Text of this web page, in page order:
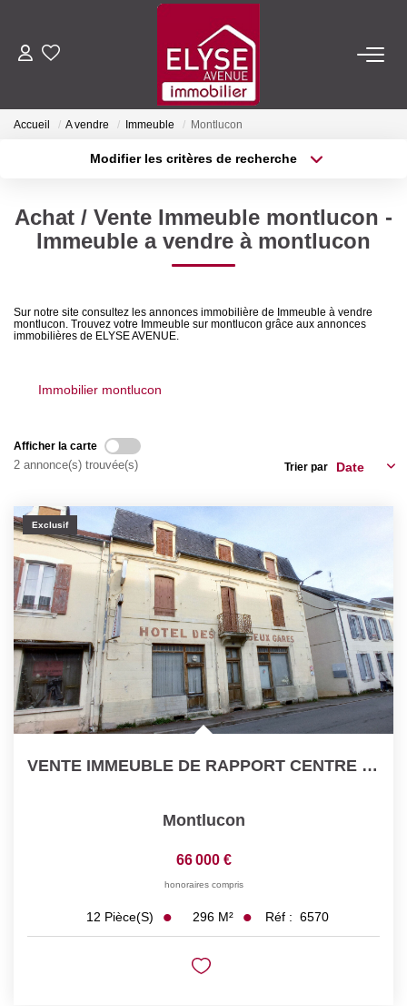
ACHETER
NOTRE AGENCE
Accueil A vendre Immeuble Montlucon
Modifier les critères de recherche
Sélectionnez...
Type de bien
Surface min
Créer une alerte
Achat / Vente Immeuble montlucon -
Immeuble a vendre à montlucon
Sur notre site consultez les annonces immobilière de Immeuble à vendre
montlucon. Trouvez votre Immeuble sur montlucon grâce aux annonces
immobilières de ELYSE AVENUE.
Immobilier montlucon
Afficher la carte
2 annonce(s) trouvée(s) Trier par
Exclusif
VENTE IMMEUBLE DE RAPPORT CENTRE VILLE MONTLUCON
Montlucon
66 000 €
honoraires compris
12 Pièce(s) 296 M² Réf : 6570